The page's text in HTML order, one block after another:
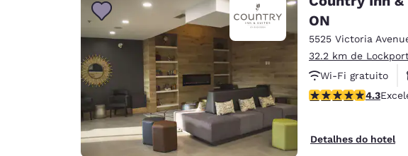
ON
5525 Victoria
32.2 km de
Wi-Fi gratuito
Não fumante
classificação 4.32
4.3
Detalhes do hotel